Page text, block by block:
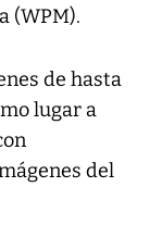
(WPM).
de hasta
lugar a
del